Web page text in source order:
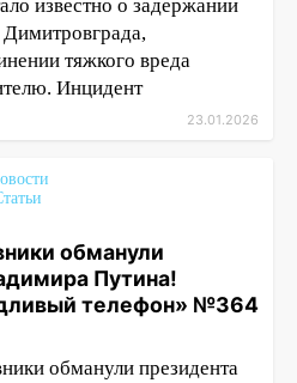
известно о задержании
тяжкого вреда
Инцидент
23.01.2026
обманули
Путина!
телефон» №364
обманули президента